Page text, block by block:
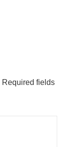
Required fields